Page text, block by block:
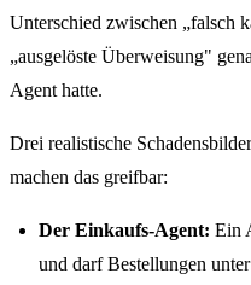
Unterschied zwischen „falsch
„ausgelöste Überweisung"
Agent hatte.
Drei realistische
machen das greifbar:
Der Einkaufs-Agent: Ein
und darf Bestellungen